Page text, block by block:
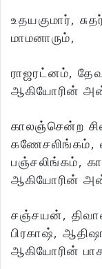
உதயகுமார்,
மாமனாரும்,
ராஜரட்னம்,
ஆகியோரின்
காலஞ்சென்ற
கணேசலிங்கம்,
பஞ்சலிங்கம்,
ஆகியோரின்
சஞ்சயன்,
பிரகாஷ்,
ஆகியோரின்